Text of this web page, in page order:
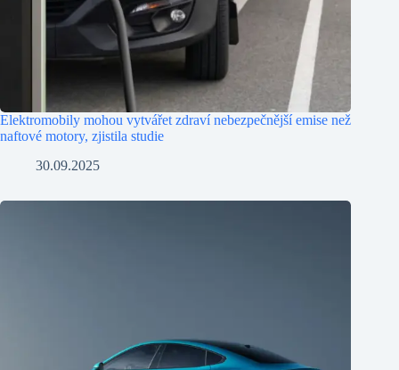
Elektromobily mohou vytvářet zdraví nebezpečnější emise než
naftové motory, zjistila studie
30.09.2025